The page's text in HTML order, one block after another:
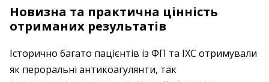
Новизна та практична цінність
отриманих результатів
Історично багато пацієнтів із ФП та ІХС отримували
як пероральні антикоагулянти, так